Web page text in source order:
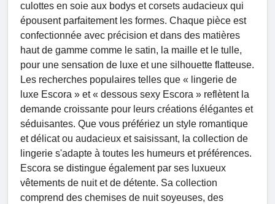
culottes en soie aux bodys et corsets audacieux qui
épousent parfaitement les formes. Chaque pièce est
confectionnée avec précision et dans des matières
haut de gamme comme le satin, la maille et le tulle,
pour une sensation de luxe et une silhouette flatteuse.
Les recherches populaires telles que « lingerie de
luxe Escora » et « dessous sexy Escora » reflètent la
demande croissante pour leurs créations élégantes et
séduisantes. Que vous préfériez un style romantique
et délicat ou audacieux et saisissant, la collection de
lingerie s'adapte à toutes les humeurs et préférences.
Escora se distingue également par ses luxueux
vêtements de nuit et de détente. Sa collection
comprend des chemises de nuit soyeuses, des